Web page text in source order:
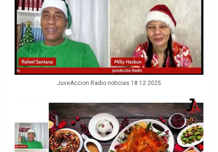
JuveAccion Radio noticias 18 12 2025